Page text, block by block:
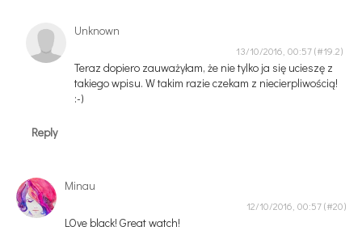
Unknown
13/10/2016, 00:57
Teraz dopiero zauważyłam, że nie tylko ja się ucieszę z
takiego wpisu. W takim razie czekam z niecierpliwością!
:-)
Reply
Minau
12/10/2016, 00:57
LOve black! Great watch!